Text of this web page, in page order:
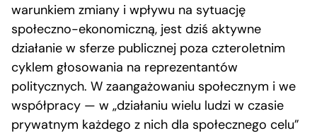
warunkiem zmiany i wpływu na sytuację
społeczno-ekonomiczną, jest dziś aktywne
działanie w sferze publicznej poza czteroletnim
cyklem głosowania na reprezentantów
politycznych. W zaangażowaniu społecznym i we
współpracy — w „działaniu wielu ludzi w czasie
prywatnym każdego z nich dla społecznego celu”